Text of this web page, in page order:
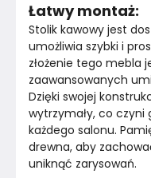
Łatwy montaż:
Stolik kawowy jest
umożliwia szybki i
złożenie tego mebla
zaawansowanych
Dzięki swojej
wytrzymały, co
każdego salonu.
drewna, aby
uniknąć zarysowań.